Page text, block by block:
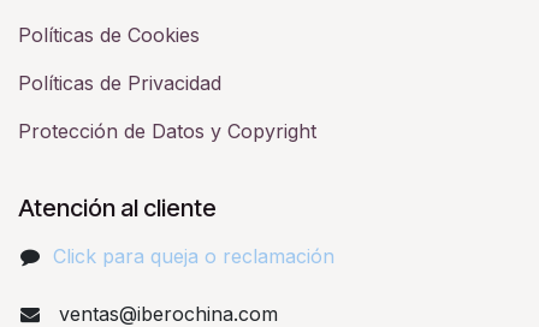
Políticas de Cookies
Políticas de Privacidad
Protección de Datos y Copyright
Atención al cliente
Click para queja o reclamación​
ventas@iberochina.com